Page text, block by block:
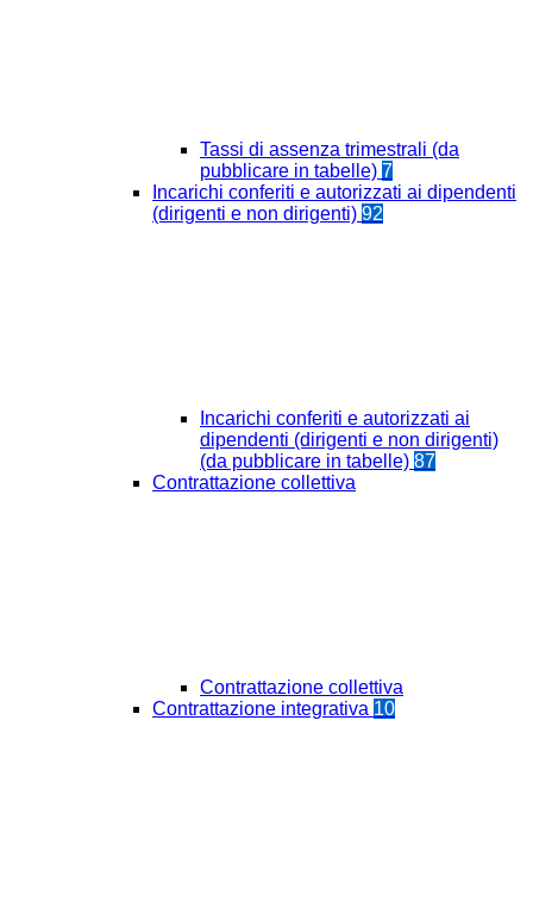
Tassi di assenza trimestrali (da
pubblicare in tabelle) 7
Incarichi conferiti e autorizzati ai dipendenti
(dirigenti e non dirigenti) 92
Incarichi conferiti e autorizzati ai
dipendenti (dirigenti e non dirigenti)
(da pubblicare in tabelle) 87
Contrattazione collettiva
Contrattazione collettiva
Contrattazione integrativa 10